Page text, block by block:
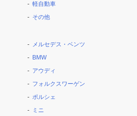
軽自動車
その他
メルセデス・ベンツ
BMW
アウディ
フォルクスワーゲン
ポルシェ
ミニ